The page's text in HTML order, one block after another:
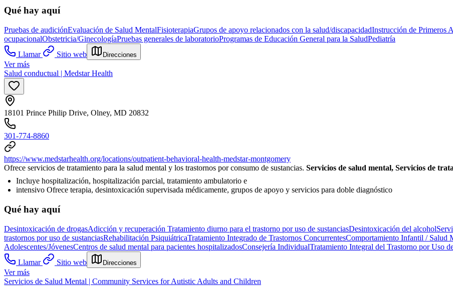
Qué hay aquí
Pruebas de audiciónEvaluación de Salud MentalFisioterapiaGrupos de apoyo relacionados con la salud/discapacidadInstrucción de Primeros
ocupacionalObstetricia/GinecologíaPruebas generales de laboratorioProgramas de Educación General para la SaludPediatría
Llamar
Sitio web Direcciones
Ver más
Salud conductual | Medstar Health
18101 Prince Philip Drive, Olney, MD 20832
301-774-8860
https://www.medstarhealth.org/locations/outpatient-behavioral-health-medstar-montgomery
Ofrece servicios de tratamiento para la salud mental y los trastornos por consumo de sustancias. Servicios de salud mental, Servicios de
Incluye hospitalización, hospitalización parcial, tratamiento ambulatorio e
intensivo Ofrece terapia, desintoxicación supervisada médicamente, grupos de apoyo y servicios para doble diagnóstico
Qué hay aquí
Desintoxicación de drogasAdicción y recuperación Tratamiento diurno para el trastorno por uso de sustanciasDesintoxicación del alcohol
trastornos por uso de sustanciasRehabilitación PsiquiátricaTratamiento Integrado de Trastornos ConcurrentesComportamiento Infantil / Salud
Adolescentes/JóvenesCentros de salud mental para pacientes hospitalizadosConsejería IndividualTratamiento Integral del Trastorno por Uso
Llamar
Sitio web Direcciones
Ver más
Servicios de Salud Mental | Community Services for Autistic Adults and Children